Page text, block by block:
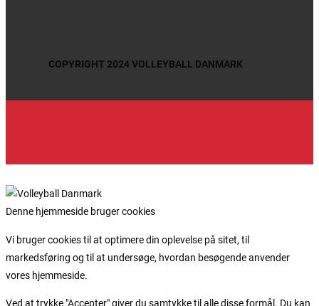
COPYRIGHT 2024 VOLLEYBALL DANMARK
Denne hjemmeside bruger cookies
Vi bruger cookies til at optimere din oplevelse på sitet, til
markedsføring og til at undersøge, hvordan besøgende anvender
vores hjemmeside.
Ved at trykke "Accepter" giver du samtykke til alle disse formål. Du kan